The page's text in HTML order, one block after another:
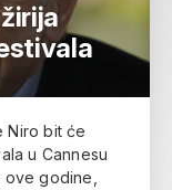
Niro bit će
u Cannesu
godine,